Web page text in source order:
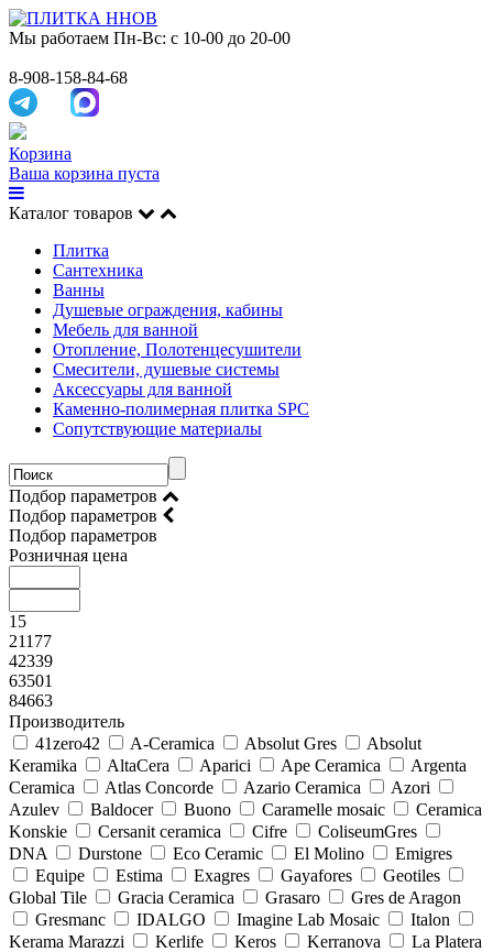
Мы работаем Пн-Вс: с 10-00 до 20-00
8-908-158-84-68
Корзина
Ваша корзина пуста
Каталог товаров
Плитка
Сантехника
Ванны
Душевые ограждения, кабины
Мебель для ванной
Отопление, Полотенцесушители
Смесители, душевые системы
Аксессуары для ванной
Каменно-полимерная плитка SPC
Сопутствующие материалы
Подбор параметров
Подбор параметров
Подбор параметров
Розничная цена
15
21177
42339
63501
84663
Производитель
41zero42
A-Ceramica Absolut Gres
Absolut
Keramika
AltaCera Aparici Ape Ceramica
Argenta
Ceramica
Atlas Concorde Azario Ceramica
Azori
Azulev
Baldocer Buono Caramelle mosaic
Ceramica
Konskie
Cersanit ceramica Cifre
ColiseumGres
DNA
Durstone Eco Ceramic El Molino
Emigres
Equipe
Estima Exagres Gayafores
Geotiles
Global Tile
Gracia Ceramica Grasaro
Gres de Aragon
Gresmanc
IDALGO Imagine Lab Mosaic
Italon
Kerama Marazzi
Kerlife Keros Kerranova
La Platera